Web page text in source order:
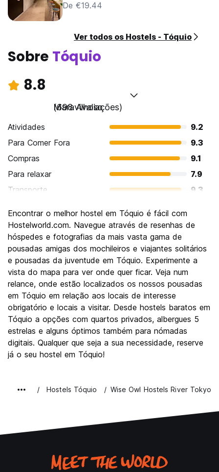
De €19.44
Ver todos os Hostels - Tóquio
Sobre Tóquio
8.8
Maravilhoso
(698 Avaliações)
Atividades
9.2
Para Comer Fora
9.3
Compras
9.1
Para relaxar
7.9
Transporte
9.3
Cultura
9.3
Festas / vida noturna
Custo-beneficio
7.5
Encontrar o melhor hostel em Tóquio é fácil com
Hostelworld.com. Navegue através de resenhas de
hóspedes e fotografias da mais vasta gama de
pousadas amigas dos mochileiros e viajantes solitários
e pousadas da juventude em Tóquio. Experimente a
vista do mapa para ver onde quer ficar. Veja num
relance, onde estão localizados os nossos pousadas
em Tóquio em relação aos locais de interesse
obrigatório e locais a visitar. Desde hostels baratos em
Tóquio a opções com quartos privados, albergues 5
estrelas e alguns óptimos também para nómadas
digitais. Qualquer que seja a sua necessidade, reserve
já o seu hostel em Tóquio!
Hostels Tóquio Wise Owl Hostels River Tokyo